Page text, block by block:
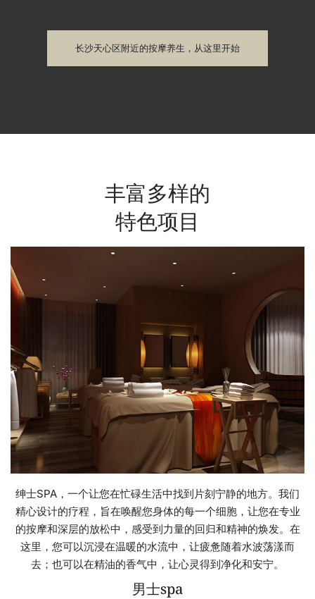
长沙天心区附近的按摩养生，从这里开始
丰富多样的
特色项目
绅士SPA，一个让您在忙碌生活中找到片刻宁静的地方。我们
精心设计的疗程，旨在唤醒您身体的每一个细胞，让您在专业
的按摩和深层的放松中，感受到力量的回归和精神的焕发。在
这里，您可以沉浸在温暖的水流中，让疲惫随着水波荡漾而
去；也可以在精油的香气中，让心灵得到净化和安宁。
男士spa